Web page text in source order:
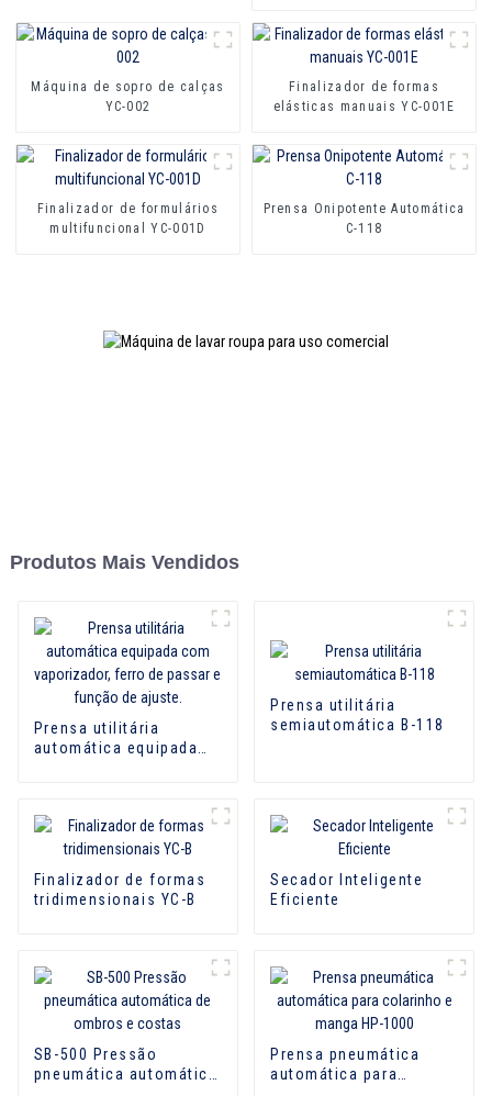
Máquina de sopro de calças
YC-002
Finalizador de formas
elásticas manuais YC-001E
Finalizador de formulários
multifuncional YC-001D
Prensa Onipotente Automática
C-118
Produtos Mais Vendidos
Prensa utilitária
automática equipada
Prensa utilitária
semiautomática B-118
Finalizador de formas
tridimensionais YC-B
Secador Inteligente
Eficiente
SB-500 Pressão
pneumática automática
Prensa pneumática
automática para